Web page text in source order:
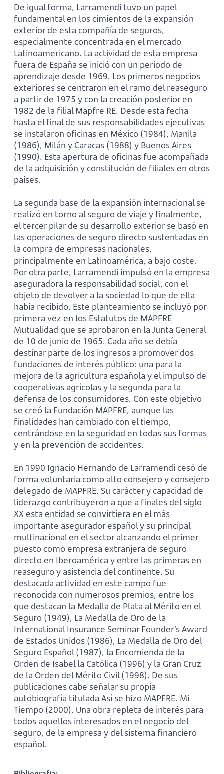
De igual forma, Larramendi tuvo un papel
fundamental en los cimientos de la expansión
exterior de esta compañía de seguros,
especialmente concentrada en el mercado
Latinoamericano. La actividad de esta empresa
fuera de España se inició con un periodo de
aprendizaje desde 1969. Los primeros negocios
exteriores se centraron en el ramo del reaseguro
a partir de 1975 y con la creación posterior en
1982 de la filial Mapfre RE. Desde esta fecha
hasta el final de sus responsabilidades ejecutivas
se instalaron oficinas en México (1984), Manila
(1986), Milán y Caracas (1988) y Buenos Aires
(1990). Esta apertura de oficinas fue acompañada
de la adquisición y constitución de filiales en otros
países.
La segunda base de la expansión internacional se
realizó en torno al seguro de viaje y finalmente,
el tercer pilar de su desarrollo exterior se basó en
las operaciones de seguro directo sustentadas en
la compra de empresas nacionales,
principalmente en Latinoamérica, a bajo coste.
Por otra parte, Larramendi impulsó en la empresa
aseguradora la responsabilidad social, con el
objeto de devolver a la sociedad lo que de ella
había recibido. Este planteamiento se incluyó por
primera vez en los Estatutos de MAPFRE
Mutualidad que se aprobaron en la Junta General
de 10 de junio de 1965. Cada año se debía
destinar parte de los ingresos a promover dos
fundaciones de interés público: una para la
mejora de la agricultura española y el impulso de
cooperativas agrícolas y la segunda para la
defensa de los consumidores. Con este objetivo
se creó la Fundación MAPFRE, aunque las
finalidades han cambiado con el tiempo,
centrándose en la seguridad en todas sus formas
y en la prevención de accidentes.
En 1990 Ignacio Hernando de Larramendi cesó de
forma voluntaria como alto consejero y consejero
delegado de MAPFRE. Su carácter y capacidad de
liderazgo contribuyeron a que a finales del siglo
XX esta entidad se convirtiera en el más
importante asegurador español y su principal
multinacional en el sector alcanzando el primer
puesto como empresa extranjera de seguro
directo en Iberoamérica y entre las primeras en
reaseguro y asistencia del continente. Su
destacada actividad en este campo fue
reconocida con numerosos premios, entre los
que destacan la Medalla de Plata al Mérito en el
Seguro (1949), La Medalla de Oro de la
International Insurance Seminar Founder’s Award
de Estados Unidos (1986), La Medalla de Oro del
Seguro Español (1987), la Encomienda de la
Orden de Isabel la Católica (1996) y la Gran Cruz
de la Orden del Mérito Civil (1998). De sus
publicaciones cabe señalar su propia
autobiografía titulada Así se hizo MAPFRE. Mi
Tiempo (2000). Una obra repleta de interés para
todos aquellos interesados en el negocio del
seguro, de la empresa y del sistema financiero
español.